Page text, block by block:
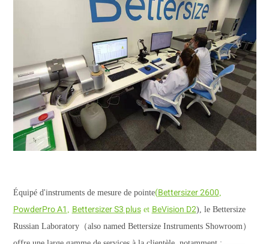
Équipé d'instruments de mesure de pointe(Bettersizer 2600,
PowderPro A1, Bettersizer S3 pluset BeVision D2), le Bettersize
Russian Laboratory（also named Bettersize Instruments Showroom）